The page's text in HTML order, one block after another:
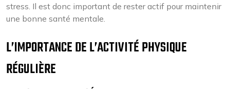
stress. Il est donc important de rester actif pour maintenir
une bonne santé mentale.
L’IMPORTANCE DE L’ACTIVITÉ PHYSIQUE
RÉGULIÈRE